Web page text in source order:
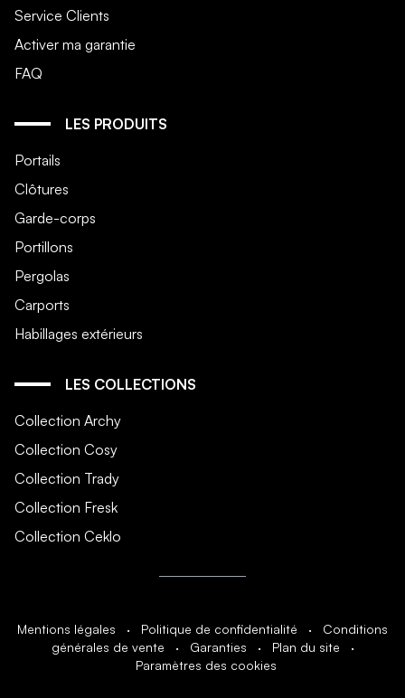
Service Clients
Activer ma garantie
FAQ
LES PRODUITS
Portails
Clôtures
Garde-corps
Portillons
Pergolas
Carports
Habillages extérieurs
LES COLLECTIONS
Collection Archy
Collection Cosy
Collection Trady
Collection Fresk
Collection Ceklo
Mentions légales · Politique de confidentialité ·
Conditions
générales de vente
· Garanties · Plan du site
·
Paramètres des cookies